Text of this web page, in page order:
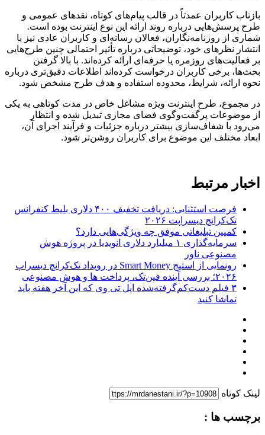
بازتاب کاربران عمدتاً در قالب پیام‌های کوتاه، نقدهای عمومی و
طرح پرسش‌هایی درباره روند ارائه این نوع اینترنت بوده است.
شماری از روزنامه‌نگاران، فعالان رسانه‌ای و کاربران عادی نیز با
انتشار نظرهای خود، توضیحاتی درباره تأثیر احتمالی چنین طرح‌هایی
بر فعالیت‌های روزمره یا حرفه‌ای ارائه کرده‌اند. با بالا گرفتن
بحث‌ها، برخی کاربران درخواست کرده‌اند اطلاعات دقیق‌تری درباره
نحوه ارائه، شرایط، محدوده استفاده و هدف طرح مشخص شود.
در مجموع، طرح اینترنت ویژه مشاغل خاص در مدت کوتاهی به یکی
از موضوعات پرگفت‌وگوی فضای مجازی تبدیل شده و انتظار
می‌رود با شفاف‌سازی بیشتر درباره جزئیات و فرآیند اجرای آن،
ابعاد مختلف این موضوع برای کاربران روشن‌تر شود.
اخبار مرتبط
فرصت استثنایی: دریافت تخفیف ۴۰۰ دلاری بلیط کنفرانس
تک‌کرانچ دیسراپت ۲۰۲۶
کمپین تبلیغاتی موفق چه ویژگی‌هایی دارد؟
سرمایه‌گذاری ۱ میلیارد دلاری انویدیا در پروژه هوش
مصنوعی ناور
رونمایی از استیج Smart Money در رویداد تک‌کرانچ دیسراپ
۲۰۲۶؛ بررسی آینده فین‌تک، پرداخت‌ ها و هوش مصنوعی
۳ فیلم دست‌کم‌گرفته‌شده اپل تی وی که این آخر هفته باید
تماشا کنید
لینک کوتاه
برچسب ها :